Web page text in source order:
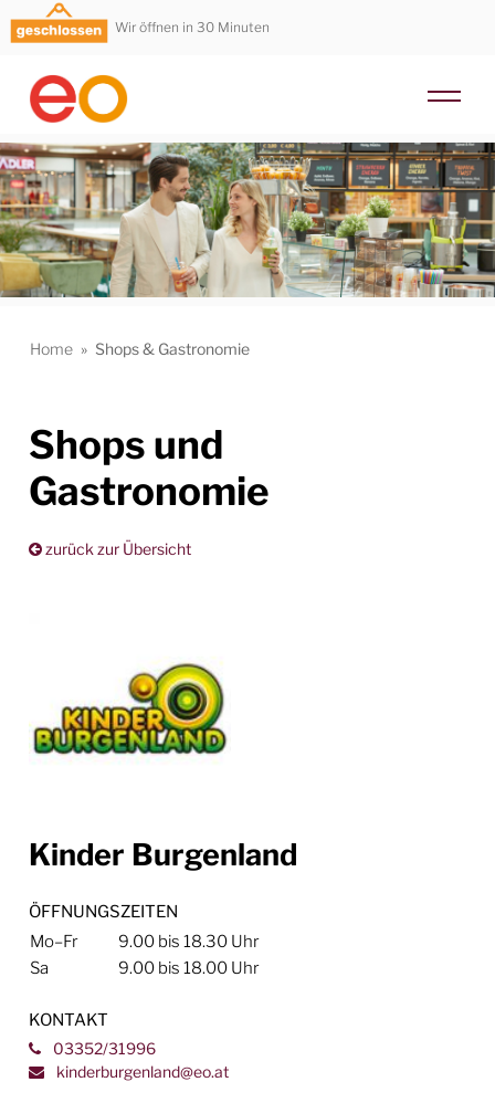
Wir öffnen in 30 Minuten
Home » Shops & Gastronomie
Shops und
Gastronomie
zurück zur Übersicht
Kinder Burgenland
ÖFFNUNGSZEITEN
Mo–Fr
9.00 bis 18.30 Uhr
Sa
9.00 bis 18.00 Uhr
KONTAKT
03352/31996
kinderburgenland@eo.at